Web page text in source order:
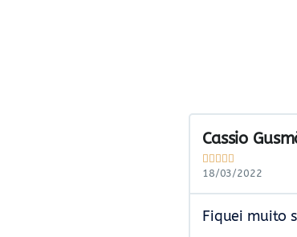
Cassio
    
18/03/2022
Fiquei muito